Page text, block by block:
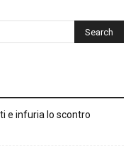
e infuria lo scontro